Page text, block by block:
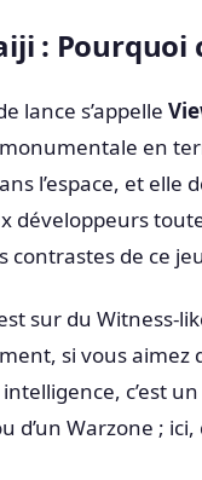
: Pourquoi
lance s’appelle
en
l’espace, et elle
développeurs
contrastes de ce
sur du Witness-
si vous aimez
c’est
d’un Warzone ;